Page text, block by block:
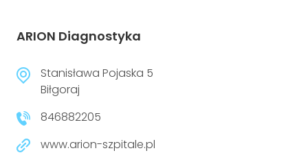
ARION Diagnostyka
Stanisława Pojaska 5
Biłgoraj
846882205
www.arion-szpitale.pl